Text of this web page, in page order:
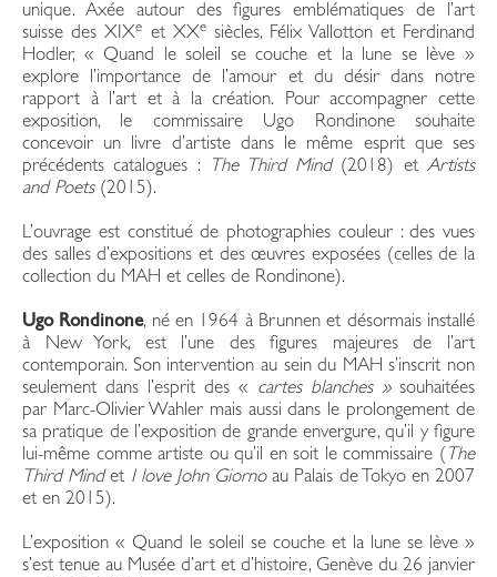
unique. Axée autour des figures emblématiques de l’art
suisse des XIXe et XXesiècles, Félix Vallotton et Ferdinand
Hodler, « Quand le soleil se couche et la lune se lève »
explore l’importance de l’amour et du désir dans notre
rapport à l’art et à la création. Pour accompagner cette
exposition, le commissaire Ugo Rondinone souhaite
concevoir un livre d’artiste dans le même esprit que ses
précédents catalogues : The Third Mind(2018) et Artists
and Poets(2015).
L’ouvrage est constitué de photographies couleur : des vues
des salles d’expositions et des œuvres exposées (celles de la
collection du MAH et celles de Rondinone).
Ugo Rondinone, né en 1964 à Brunnen et désormais installé
à New York, est l’une des figures majeures de l’art
contemporain. Son intervention au sein du MAH s’inscrit non
seulement dans l’esprit des « cartes blanches »souhaitées
par Marc-Olivier Wahler mais aussi dans le prolongement de
sa pratique de l’exposition de grande envergure, qu’il y figure
lui-même comme artiste ou qu’il en soit le commissaire ( The
Third Mindet I love John Giornoau Palais de Tokyo en 2007
et en 2015).
L’exposition « Quand le soleil se couche et la lune se lève »
s’est tenue au Musée d’art et d’histoire, Genève du 26 janvier